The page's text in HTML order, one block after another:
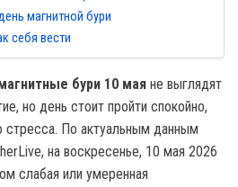
магнитной бури
себя вести
бури 10 мая не выглядят
но день стоит пройти спокойно,
стресса. По актуальным данным
на воскресенье, 10 мая 2026
слабая или умеренная